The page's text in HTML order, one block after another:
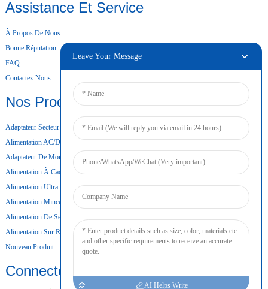
Assistance Et Service
À Propos De Nous
Bonne Réputation
FAQ
Contactez-Nous
Nos Produits
Adaptateur Secteur De Bureau
Alimentation AC/DC
Adaptateur De Montage Mural
Alimentation À Cadre Ouvert
Alimentation Ultra-Mince
Alimentation Mince
Alimentation De Secours Par Batterie
Alimentation Sur Rail DIN
Nouveau Produit
Connecter
Leave Your Message
AI Helps Write